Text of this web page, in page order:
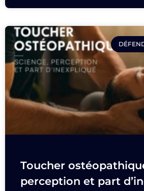
Toucher
perception et part